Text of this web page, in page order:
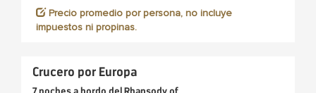
Precio promedio por persona, no incluye
impuestos ni propinas.
Crucero por Europa